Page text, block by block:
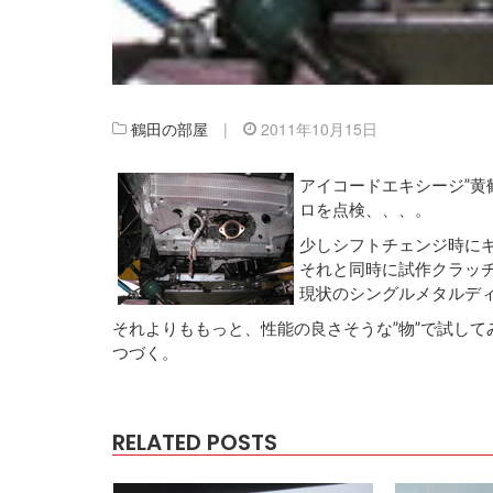
鶴田の部屋 | 2011年10月15日
アイコードエキシージ”
ロを点検、、、。
少しシフトチェンジ時に
それと同時に試作クラッ
現状のシングルメタルデ
それよりももっと、性能の良さそうな”物”で試し
つづく。
RELATED POSTS